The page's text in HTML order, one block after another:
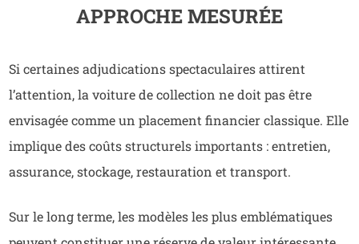
APPROCHE MESURÉE
Si certaines adjudications spectaculaires attirent
l’attention, la voiture de collection ne doit pas être
envisagée comme un placement financier classique. Elle
implique des coûts structurels importants : entretien,
assurance, stockage, restauration et transport.
Sur le long terme, les modèles les plus emblématiques